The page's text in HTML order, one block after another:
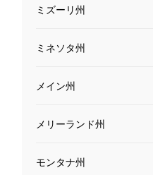
ミズーリ州
ミネソタ州
メイン州
メリーランド州
モンタナ州